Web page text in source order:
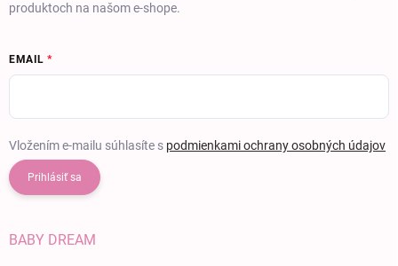
produktoch na našom e-shope.
EMAIL
Vložením e-mailu súhlasíte s podmienkami ochrany osobných údajov
Prihlásiť sa
BABY DREAM